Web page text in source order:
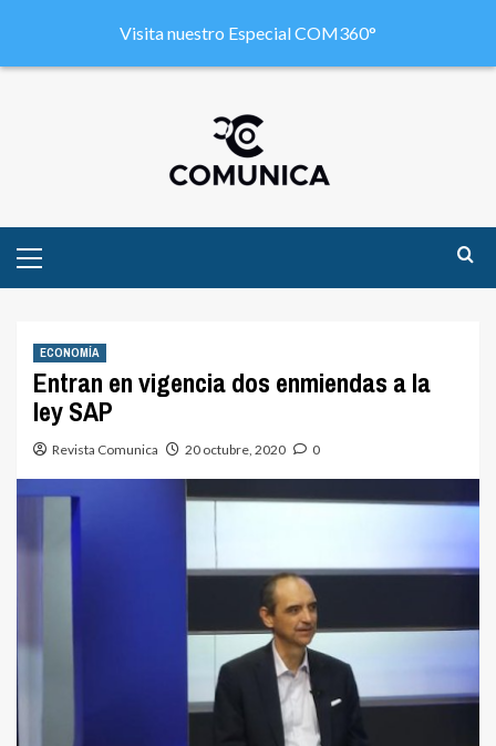
ECONOMÍA
Entran en vigencia dos enmiendas a la
ley SAP
Revista Comunica 20 octubre, 2020 0
Visita nuestro Especial COM360°